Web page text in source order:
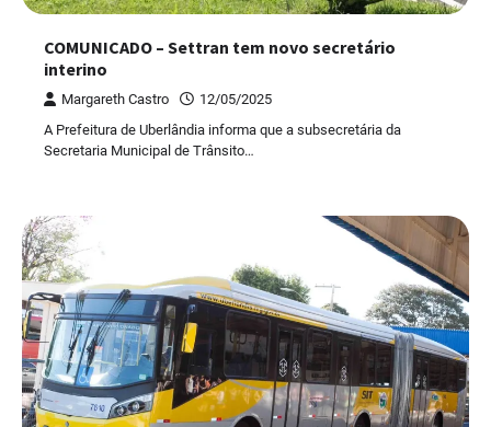
COMUNICADO – Settran tem novo secretário
interino
Margareth Castro
12/05/2025
A Prefeitura de Uberlândia informa que a subsecretária da
Secretaria Municipal de Trânsito…